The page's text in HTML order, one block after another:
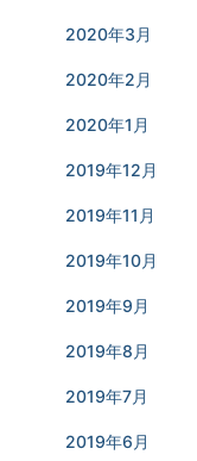
2020年3月
2020年2月
2020年1月
2019年12月
2019年11月
2019年10月
2019年9月
2019年8月
2019年7月
2019年6月